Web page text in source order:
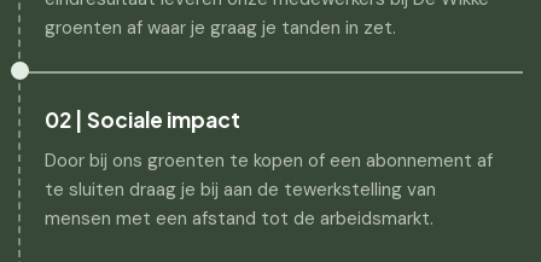
groenten af waar je graag je tanden in zet.
02 | Sociale impact
Door bij ons groenten te kopen of een abonnement af
te sluiten draag je bij aan de tewerkstelling van
mensen met een afstand tot de arbeidsmarkt.